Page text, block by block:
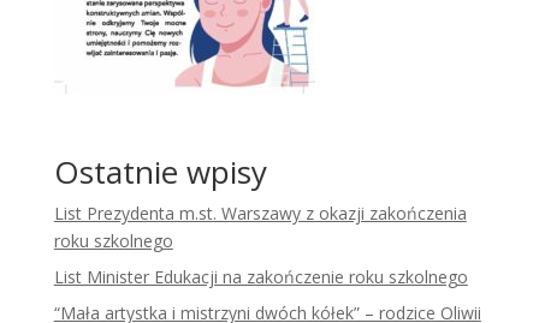
Ostatnie wpisy
List Prezydenta m.st. Warszawy z okazji zakończenia
roku szkolnego
List Minister Edukacji na zakończenie roku szkolnego
“Mała artystka i mistrzyni dwóch kółek” – rodzice Oliwii